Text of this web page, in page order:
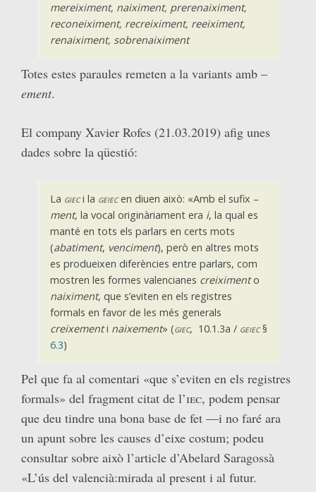
mereiximent, naiximent, prerenaiximent,
reconeiximent, recreiximent, reeiximent,
renaiximent, sobrenaiximent
Totes estes paraules remeten a la variants amb –
ement.
El company Xavier Rofes (21.03.2019) afig unes
dades sobre la qüestió:
La gieci la geiecen diuen això: «Amb el sufix –
ment, la vocal originàriament era i, la qual es
manté en tots els parlars en certs mots
(abatiment, venciment), però en altres mots
es produeixen diferències entre parlars, com
mostren les formes valencianes creiximento
naiximent, que s’eviten en els registres
formals en favor de les més generals
creixementi naixement» (giec, 10.1.3a / geiec§
6.3)
Pel que fa al comentari «que s’eviten en els registres
formals» del fragment citat de l’iec, podem pensar
que deu tindre una bona base de fet —i no faré ara
un apunt sobre les causes d’eixe costum; podeu
consultar sobre això l’article d’Abelard Saragossà
«L’ús del valencià:mirada al present i al futur.